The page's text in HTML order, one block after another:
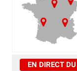
EN DIRECT